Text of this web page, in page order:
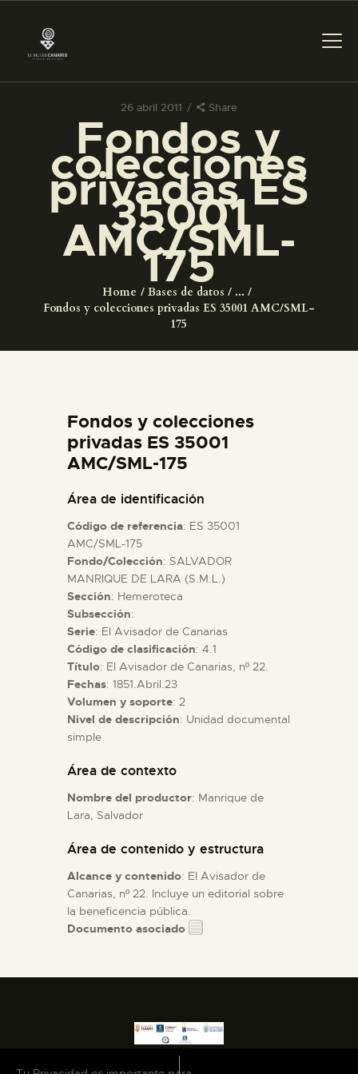
26 abril 2011 Share
Fondos y
colecciones
privadas ES
35001
AMC/SML-
175
Home Bases de datos
...
Fondos y colecciones privadas ES 35001 AMC/SML-
175
PREPARAR LA VISITA
ACTIVIDADES
█
EL MUSEO
COLECCIONES
ESPAÑOL
PREPARAR LA VISITA
█
EL MUSEO
COLECCIONES
DIDÁCTICA
Fondos y colecciones
privadas ES 35001
AMC/SML-175
Área de identificación
Código de referencia: ES 35001
AMC/SML-175
Fondo/Colección: SALVADOR
MANRIQUE DE LARA (S.M.L.)
Sección: Hemeroteca
Subsección:
Serie: El Avisador de Canarias
Código de clasificación: 4.1
Título: El Avisador de Canarias, nº 22.
Fechas: 1851.Abril.23
Volumen y soporte: 2
Nivel de descripción: Unidad documental
simple
Área de contexto
Nombre del productor: Manrique de
Lara, Salvador
Área de contenido y estructura
Alcance y contenido: El Avisador de
Canarias, nº 22. Incluye un editorial sobre
la beneficencia pública.
Documento asociado